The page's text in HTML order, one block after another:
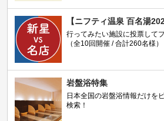
【ニフティ温泉 百名湯
行ってみたい施設に投票して
（全10回開催 / 合計260名様）
岩盤浴特集
日本全国の岩盤浴情報だけを
検索！